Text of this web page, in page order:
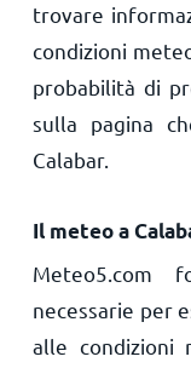
trovare
condizioni
probabilità di
sulla pagina
Calabar.
Il meteo a
Meteo5.com
necessarie per
alle condizioni